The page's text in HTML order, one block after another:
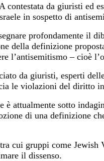
da giuristi ed
in sospetto di
profondamente il
della definizione
l’antisemitismo – cioè
da giuristi, esperti
le violazioni del diritto
è attualmente sotto
di una definizione
cui gruppi come
il dissenso.